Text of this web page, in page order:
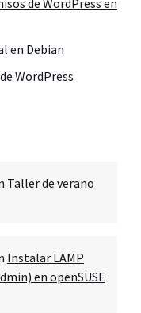
en Debian
WordPress
Taller de verano
Instalar LAMP
en openSUSE